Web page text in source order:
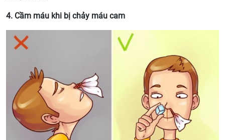
4. Cầm máu khi bị chảy máu cam